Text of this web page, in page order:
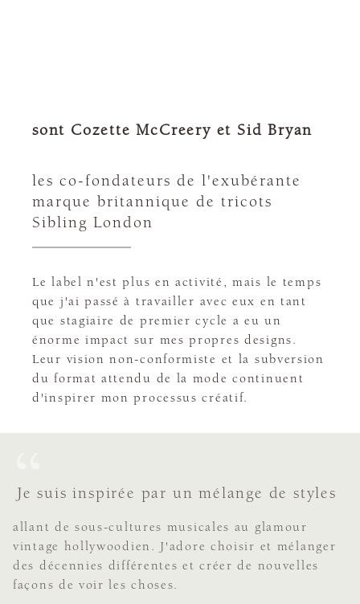
sont Cozette McCreery et Sid Bryan
les co-fondateurs de l'exubérante
marque britannique de tricots
Sibling London
Le label n'est plus en activité, mais le temps
que j'ai passé à travailler avec eux en tant
que stagiaire de premier cycle a eu un
énorme impact sur mes propres designs.
Leur vision non-conformiste et la subversion
du format attendu de la mode continuent
d'inspirer mon processus créatif.
Je suis inspirée par un mélange de styles
allant de sous-cultures musicales au glamour
vintage hollywoodien. J'adore choisir et mélanger
des décennies différentes et créer de nouvelles
façons de voir les choses.